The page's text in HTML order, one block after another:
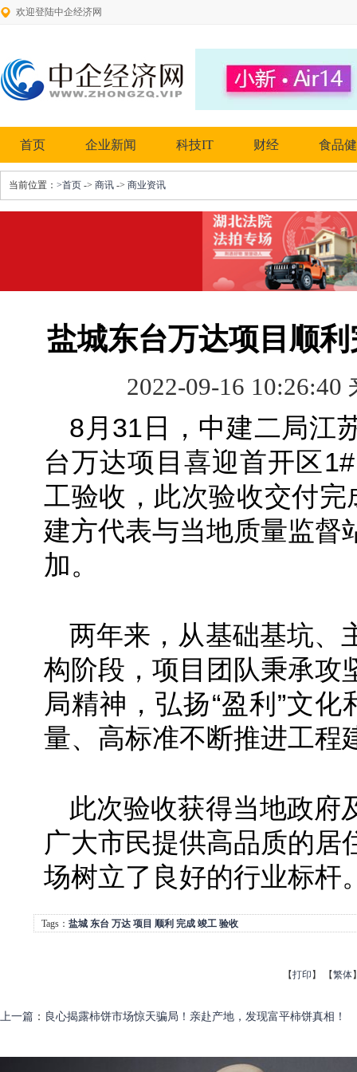
欢迎登陆中企经济网
首页 企业新闻 科技IT 财经 食品
当前位置： >首页 -> 商讯 -> 商业资讯
盐城东台万达项目顺
2022-09-16 10:26:40
8月31日，中建二局江
台万达项目喜迎首开区
工验收，此次验收交付
建方代表与当地质量监督
加。
两年来，从基础基坑、
构阶段，项目团队秉承攻
局精神，弘扬“盈利”文化
量、高标准不断推进工程
此次验收获得当地政府
广大市民提供高品质的居
场树立了良好的行业标杆
Tags： 盐城 东台 万达 项目 顺利 完成 竣工 验收
【打印 】 【繁体
上一篇 ： 良心揭露柿饼市场惊天骗局！亲赴产地，发现富平柿饼真相！